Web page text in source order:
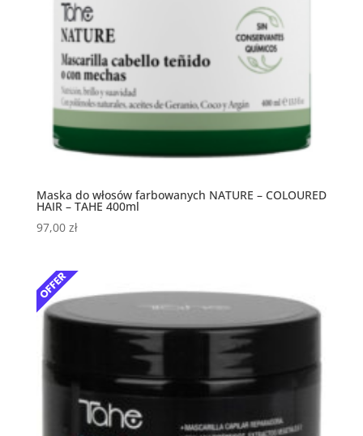
Maska do włosów farbowanych NATURE – COLOURED
HAIR – TAHE 400ml
97,00 zł